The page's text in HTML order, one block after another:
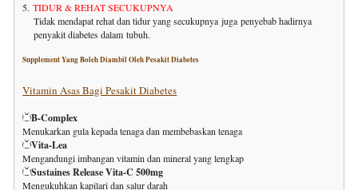
5.TIDUR & REHAT SECUKUPNYA
Tidak mendapat rehat dan tidur yang secukupnyajugapenyebab hadirnya
penyakit diabetes dalam tubuh.
Supplement Yang Boleh Diambil Oleh Pesakit Diabetes
Vitamin Asas Bagi Pesakit Diabetes
B-Complex
Menukarkan gula kepada tenaga dan membebaskan tenaga
Vita-Lea
Mengandungi imbangan vitamin dan mineral yang lengkap
Sustaines Release Vita-C 500mg
Mengukuhkan kapilari dan salur darah